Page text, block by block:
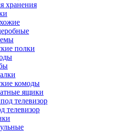
хранения
полки
комоды
ящики
телевизор